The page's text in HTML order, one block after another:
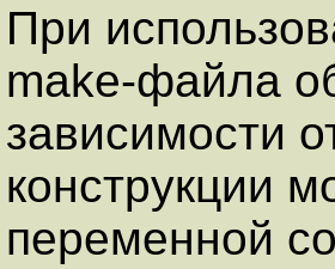
При
make-файла
зависимости
конструкции
переменной